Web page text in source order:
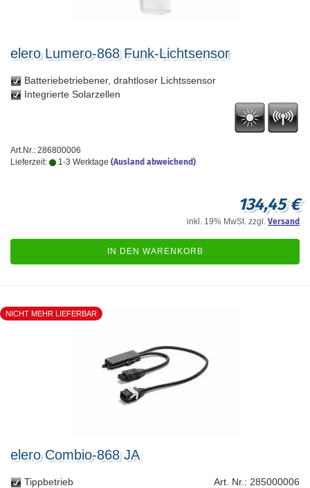
elero Lumero-868 Funk-Lichtsensor
Batteriebetriebener, drahtloser Lichtssensor
Integrierte Solarzellen
Art.Nr.: 286800006
Lieferzeit:
1-3 Werktage (Ausland abweichend)
134,45 €
inkl. 19% MwSt. zzgl. Versand
IN DEN WARENKORB
NICHT MEHR LIEFERBAR
elero Combio-868 JA
Tippbetrieb
Art. Nr.: 285000006